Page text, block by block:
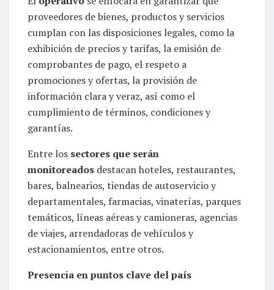
proveedores de bienes, productos y servicios
cumplan con las disposiciones legales, como la
exhibición de precios y tarifas, la emisión de
comprobantes de pago, el respeto a
promociones y ofertas, la provisión de
información clara y veraz, así como el
cumplimiento de términos, condiciones y
garantías.
Entre los sectores que serán
monitoreados destacan hoteles, restaurantes,
bares, balnearios, tiendas de autoservicio y
departamentales, farmacias, vinaterías, parques
temáticos, líneas aéreas y camioneras, agencias
de viajes, arrendadoras de vehículos y
estacionamientos, entre otros.
Presencia en puntos clave del país